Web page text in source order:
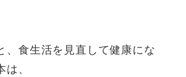
、食生活を見直して健康にな
、